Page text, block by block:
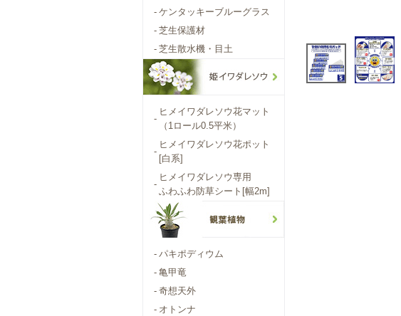
- ケンタッキーブルーグラス
- 芝生保護材
- 芝生散水機・目土
-
ヒメイワダレソウ花マット
（1ロール0.5平米）
-
ヒメイワダレソウ花ポット
[白系]
-
ヒメイワダレソウ専用
ふわふわ防草シート[幅2m]
- パキポディウム
- 亀甲竜
- 奇想天外
- オトンナ